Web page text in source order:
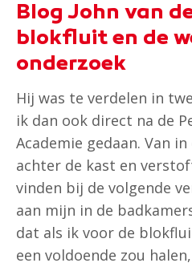
Blog John van
blokfluit en de
onderzoek
Hij was te verdelen in
ik dan ook direct na de
Academie gedaan. Van
achter de kast en
vinden bij de volgende
aan mijn in de
dat als ik voor de
een voldoende zou